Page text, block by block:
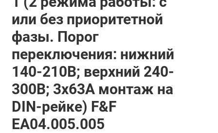
или без приоритетной
фазы. Порог
переключения: нижний
140-210В; верхний 240-
300В; 3х63А монтаж на
DIN-рейке) F&F
EA04.005.005